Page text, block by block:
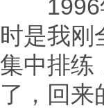
1996年
时是我刚
集中排练
了，回来